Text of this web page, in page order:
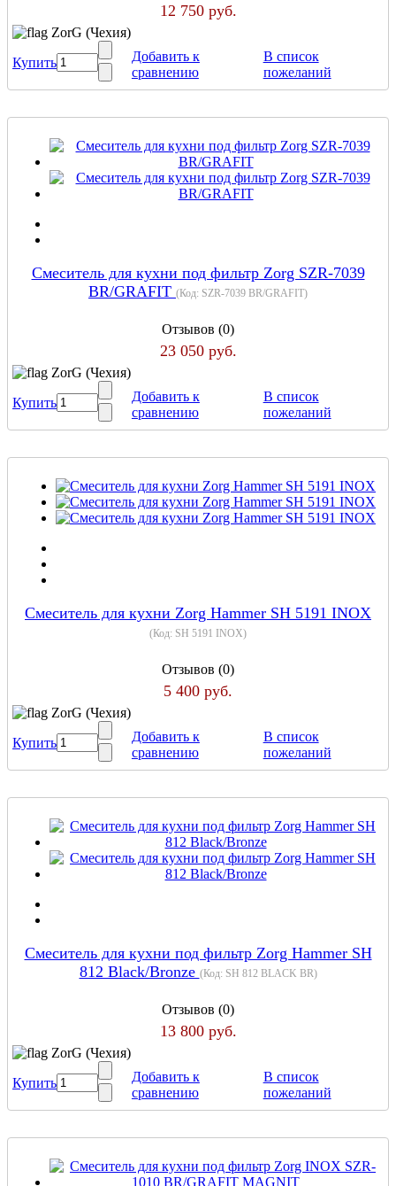
12 750 руб.
ZorG (Чехия)
Купить
Добавить к
сравнению
В список
пожеланий
Cмеситель для кухни под фильтр Zorg SZR-7039
BR/GRAFIT (Код: SZR-7039 BR/GRAFIT)
Отзывов (0)
23 050 руб.
ZorG (Чехия)
Купить
Добавить к
сравнению
В список
пожеланий
Cмеситель для кухни Zorg Hammer SH 5191 INOX
(Код: SH 5191 INOX)
Отзывов (0)
5 400 руб.
ZorG (Чехия)
Купить
Добавить к
сравнению
В список
пожеланий
Смеситель для кухни под фильтр Zorg Hammer SH
812 Black/Bronze (Код: SH 812 BLACK BR)
Отзывов (0)
13 800 руб.
ZorG (Чехия)
Купить
Добавить к
сравнению
В список
пожеланий